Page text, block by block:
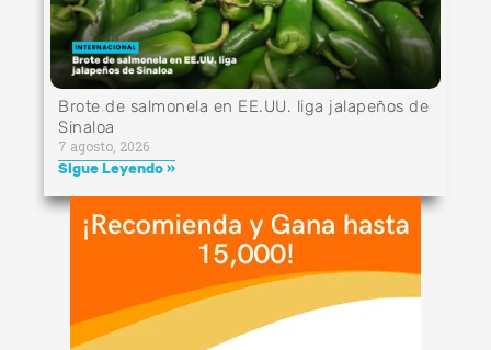
Brote de salmonela en EE.UU. liga jalapeños de
Sinaloa
7 agosto, 2026
Sigue Leyendo »